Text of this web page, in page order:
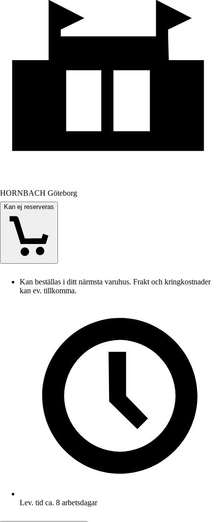
HORNBACH Göteborg
Kan ej reserveras
Kan beställas i ditt närmsta varuhus. Frakt och kringkostnader
kan ev. tillkomma.
Lev. tid ca. 8 arbetsdagar